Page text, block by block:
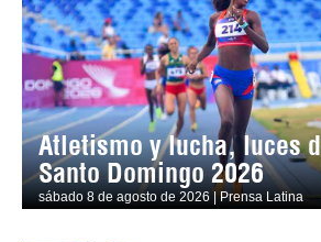
Atletismo y lucha, luces
Santo Domingo 2026
sábado 8 de agosto de 2026 | Prensa Latina